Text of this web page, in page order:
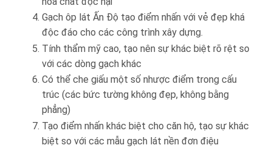
Gạch ôp lát Ấn Độ tạo điểm nhấn với vẻ đẹp khá
độc đáo cho các công trình xây dựng.
Tính thẩm mỹ cao, tạo nên sự khác biệt rõ rệt so
với các dòng gạch khác
Có thể che giấu một số nhược điểm trong cấu
trúc (các bức tường không đẹp, không bằng
phẳng)
Tạo điểm nhấn khác biệt cho căn hộ, tạo sự khác
biệt so với các mẫu gạch lát nền đơn điệu